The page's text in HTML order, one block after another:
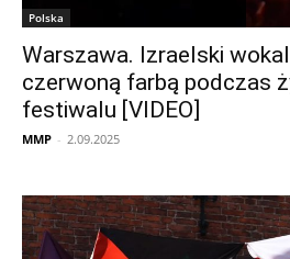
Polska
Warszawa. Izraelski
czerwoną farbą podczas
festiwalu [VIDEO]
MMP - 2.09.2025